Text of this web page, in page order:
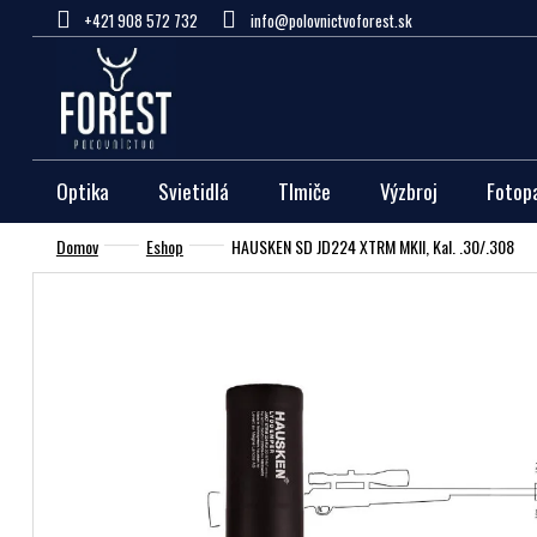
+421 908 572 732 info@polovnictvoforest.sk
Optika Svietidlá Tlmiče Výzbroj
Domov Eshop HAUSKEN SD JD224 XTRM MKII, Kal. .30/.308